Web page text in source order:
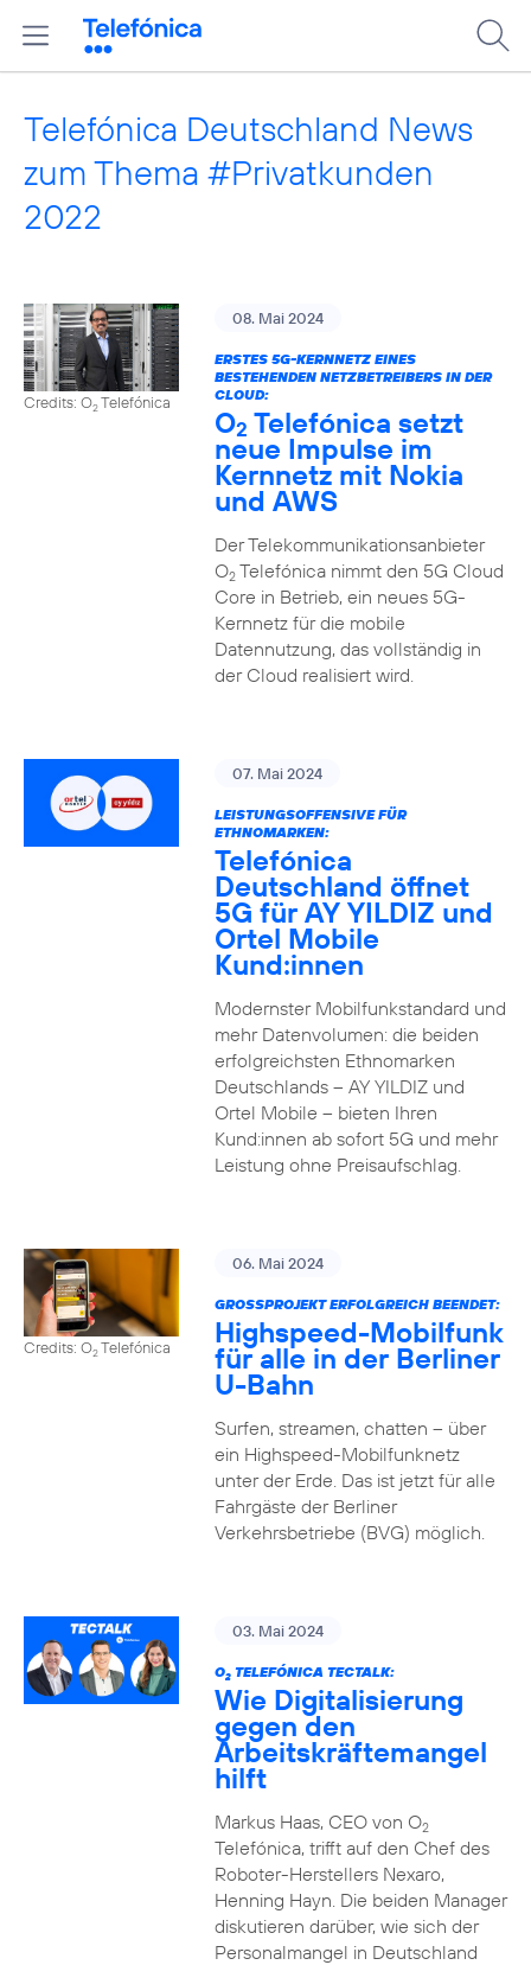
Telefónica Deutschland News
zum Thema #Privatkunden
2022
Credits: O2Telefónica
08. Mai 2024
ERSTES 5G-KERNNETZ EINES
BESTEHENDEN NETZBETREIBERS IN DER
CLOUD:
O2 Telefónica setzt
neue Impulse im
Kernnetz mit Nokia
und AWS
Der Telekommunikationsanbieter
O2Telefónica nimmt den 5G Cloud
Core in Betrieb, ein neues 5G-
Kernnetz für die mobile
Datennutzung, das vollständig in
der Cloud realisiert wird.
07. Mai 2024
LEISTUNGSOFFENSIVE FÜR
ETHNOMARKEN:
Telefónica
Deutschland öffnet
5G für AY YILDIZ und
Ortel Mobile
Kund:innen
Modernster Mobilfunkstandard und
mehr Datenvolumen: die beiden
erfolgreichsten Ethnomarken
Deutschlands – AY YILDIZ und
Ortel Mobile – bieten Ihren
Kund:innen ab sofort 5G und mehr
Leistung ohne Preisaufschlag.
Credits: O2Telefónica
06. Mai 2024
GROSSPROJEKT ERFOLGREICH BEENDET:
Highspeed-Mobilfunk
für alle in der Berliner
U-Bahn
Surfen, streamen, chatten – über
ein Highspeed-Mobilfunknetz
unter der Erde. Das ist jetzt für alle
Fahrgäste der Berliner
Verkehrsbetriebe (BVG) möglich.
03. Mai 2024
O2TELEFÓNICA TECTALK:
Wie Digitalisierung
gegen den
Arbeitskräftemangel
hilft
Markus Haas, CEO von O2
Telefónica, trifft auf den Chef des
Roboter-Herstellers Nexaro,
Henning Hayn. Die beiden Manager
diskutieren darüber, wie sich der
Personalmangel in Deutschland